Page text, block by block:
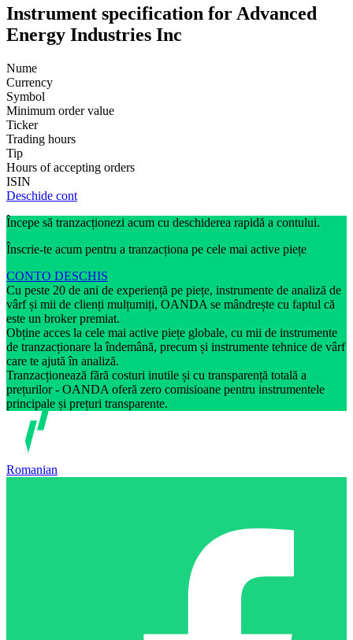
Instrument specification for Advanced
Energy Industries Inc
Nume
Currency
Symbol
Minimum order value
Ticker
Trading hours
Tip
Hours of accepting orders
ISIN
Deschide cont
Începe să tranzacționezi acum cu deschiderea rapidă a contului.
Înscrie-te acum pentru a tranzacționa pe cele mai active piețe
CONTO DESCHIS
Cu peste 20 de ani de experiență pe piețe, instrumente de analiză de
vârf și mii de clienți mulțumiți, OANDA se mândrește cu faptul că
este un broker premiat.
Obține acces la cele mai active piețe globale, cu mii de instrumente
de tranzacționare la îndemână, precum și instrumente tehnice de vârf
care te ajută în analiză.
Tranzacționează fără costuri inutile și cu transparență totală a
prețurilor - OANDA oferă zero comisioane pentru instrumentele
principale și prețuri transparente.
Romanian